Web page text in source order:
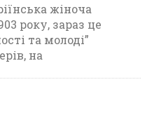
жіноча
року, зараз це
та молоді”
на